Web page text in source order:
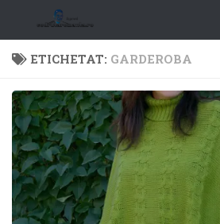
ETICHETAT: GARDEROBA